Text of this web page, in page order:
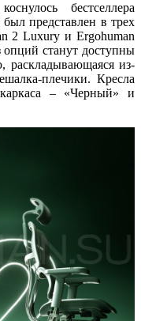
бестселлера
представлен в трех
2 Luxury и Ergohuman
опций станут доступны
раскладывающаяся из-
плечики. Кресла
– «Черный» и